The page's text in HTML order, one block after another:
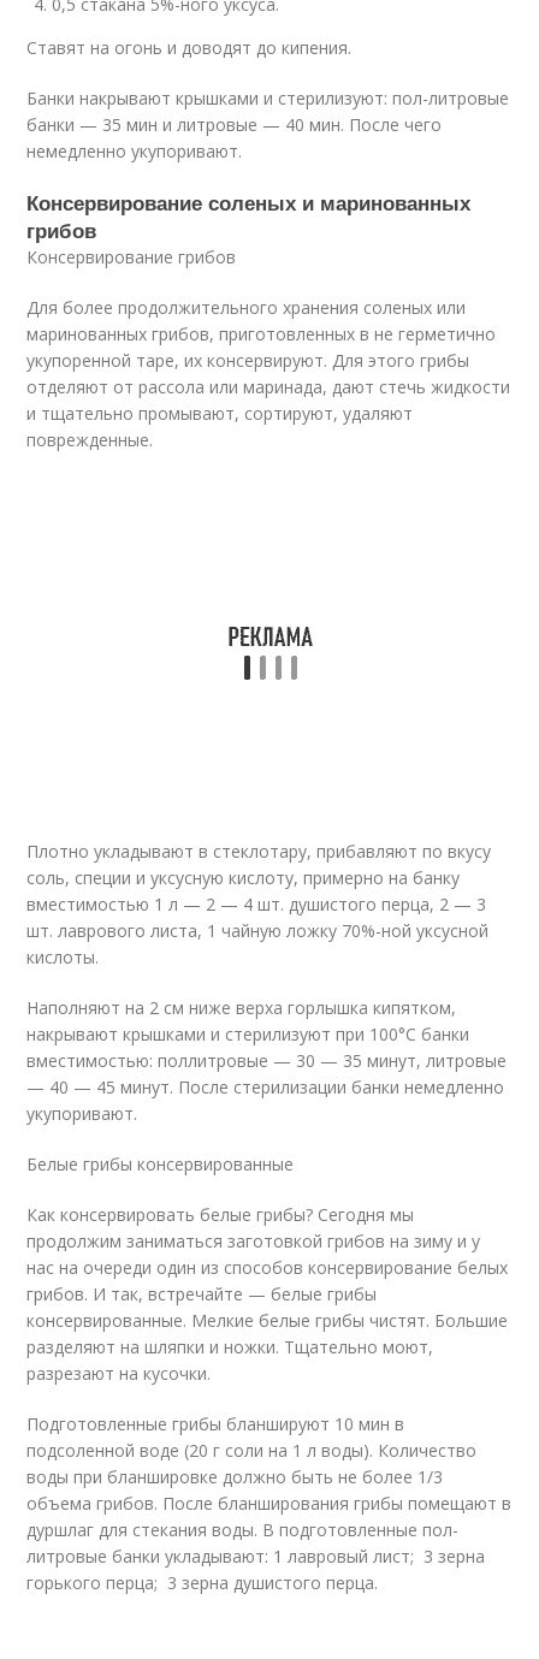
Ставят на огонь и доводят до кипения.
Банки накрывают крышками и стерилизуют: пол-литровые
банки — 35 мин и литровые — 40 мин. После чего
немедленно укупоривают.
Консервирование соленых и маринованных
грибов
Консервирование грибов
Для более продолжительного хранения соленых или
маринованных грибов, приготовленных в не герметично
укупоренной таре, их консервируют. Для этого грибы
отделяют от рассола или маринада, дают стечь жидкости
и тщательно промывают, сортируют, удаляют
поврежденные.
Плотно укладывают в стеклотару, прибавляют по вкусу
соль, специи и уксусную кислоту, примерно на банку
вместимостью 1 л — 2 — 4 шт. душистого перца, 2 — 3
шт. лаврового листа, 1 чайную ложку 70%-ной уксусной
кислоты.
Наполняют на 2 см ниже верха горлышка кипятком,
накрывают крышками и стерилизуют при 100°С банки
вместимостью: поллитровые — 30 — 35 минут, литровые
— 40 — 45 минут. После стерилизации банки немедленно
укупоривают.
Белые грибы консервированные
Как консервировать белые грибы? Сегодня мы
продолжим заниматься заготовкой грибов на зиму и у
нас на очереди один из способов консервирование белых
грибов. И так, встречайте — белые грибы
консервированные. Мелкие белые грибы чистят. Большие
разделяют на шляпки и ножки. Тщательно моют,
разрезают на кусочки.
Подготовленные грибы бланшируют 10 мин в
подсоленной воде (20 г соли на 1 л воды). Количество
воды при бланшировке должно быть не более 1/3
объема грибов. После бланширования грибы помещают в
дуршлаг для стекания воды. В подготовленные пол-
литровые банки укладывают: 1 лавровый лист; 3 зерна
горького перца; 3 зерна душистого перца.